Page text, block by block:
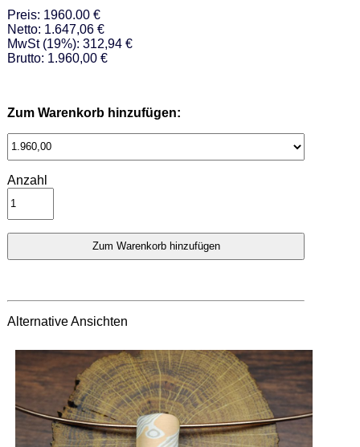
Preis: 1960.00 €
Netto: 1.647,06 €
MwSt (19%): 312,94 €
Brutto: 1.960,00 €
Zum Warenkorb hinzufügen:
Anzahl
Alternative Ansichten